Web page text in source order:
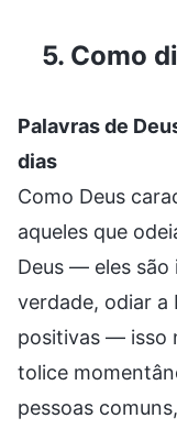
5. Como
Palavras de
dias
Como Deus
aqueles que
Deus — eles são
verdade, odiar a
positivas — isso
tolice
pessoas